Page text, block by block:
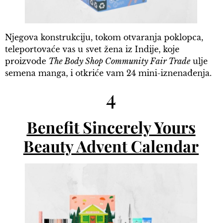
Njegova konstrukciju, tokom otvaranja poklopca,
teleportovaće vas u svet žena iz Indije, koje
proizvode The Body Shop Community Fair Trade ulje
semena manga, i otkriće vam 24 mini-iznenađenja.
4
Benefit Sincerely Yours
Beauty Advent Calendar